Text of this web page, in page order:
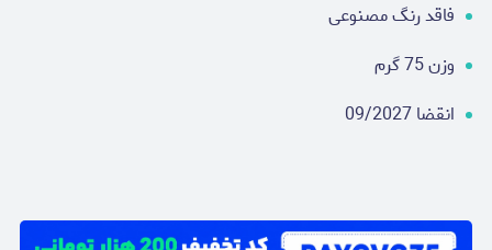
فاقد رنگ مصنوعی
وزن 75 گرم
انقضا 09/2027